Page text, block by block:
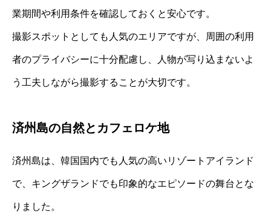
業期間や利用条件を確認しておくと安心です。
撮影スポットとしても人気のエリアですが、周囲の利用
者のプライバシーに十分配慮し、人物が写り込まないよ
う工夫しながら撮影することが大切です。
済州島の自然とカフェロケ地
済州島は、韓国国内でも人気の高いリゾートアイランド
で、キングザランドでも印象的なエピソードの舞台とな
りました。